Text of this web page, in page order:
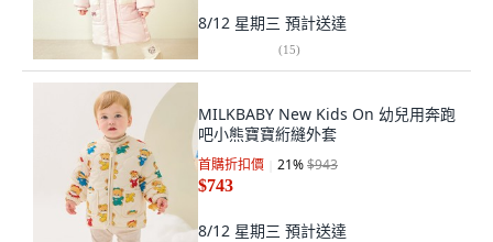
8/12 星期三 預計送達
(15)
MILKBABY New Kids On 幼兒用奔跑
吧小熊寶寶絎縫外套
首購折扣價 21%$943
$743
8/12 星期三 預計送達